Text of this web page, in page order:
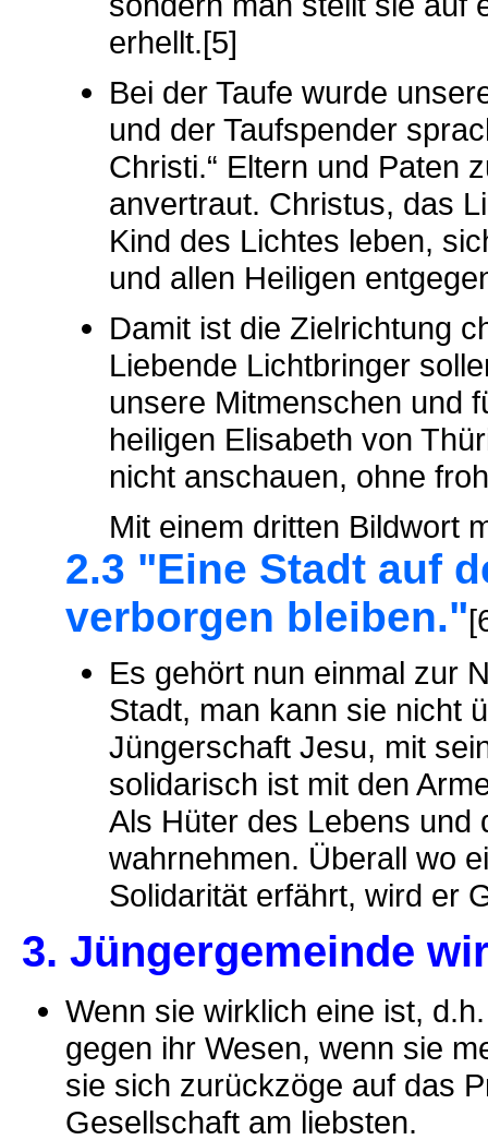
erhellt.[5]
Bei der Taufe wurde
und der Taufspender
Christi.“ Eltern und Paten
anvertraut. Christus, das
Kind des Lichtes leben,
und allen Heiligen
Damit ist die Zielrichtung
Liebende Lichtbringer
unsere Mitmenschen und
heiligen Elisabeth von
nicht anschauen, ohne
Mit einem dritten Bildwort
2.3 "Eine Stadt auf
verborgen bleiben."
Es gehört nun einmal zur
Stadt, man kann sie nicht
Jüngerschaft Jesu, mit
solidarisch ist mit den
Als Hüter des Lebens und
wahrnehmen. Überall wo
Solidarität erfährt, wird er
3. Jüngergemeinde
Wenn sie wirklich eine ist,
gegen ihr Wesen, wenn sie
sie sich zurückzöge auf das
Gesellschaft am liebsten.